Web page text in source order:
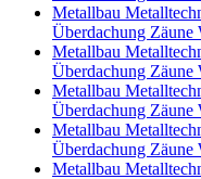
Metallbau
Überdachung Zäune
Metallbau
Überdachung
Metallbau
Überdachung Zäune
Metallbau
Überdachung Zäune
Metallbau